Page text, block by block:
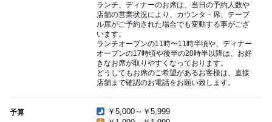
ランチ、ディナーのお席は、当日の予約人数や
店舗の営業状況により、カウンタ－席、テーブ
ル席がご予約された場合でも変動する事がござ
います。
ランチオープンの11時〜11時半頃や、ディナー
オープンの17時頃や後半の20時半以降は、お好
きなお席が取りやすくなっております。
どうしてもお席のご希望があるお客様は、直接
店舗まで確認のお電話をお願い致します。
予算
￥5,000～￥5,999